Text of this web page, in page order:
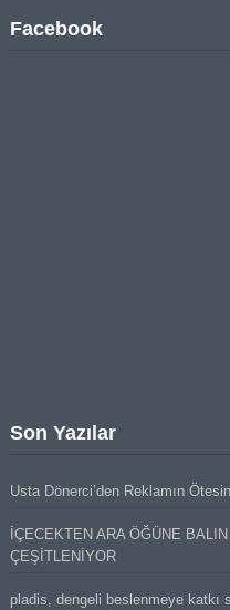
Facebook
Son Yazılar
Usta Dönerci’den Reklamın
İÇECEKTEN ARA ÖĞÜNE
ÇEŞİTLENİYOR
pladis, dengeli beslenmeye katkı